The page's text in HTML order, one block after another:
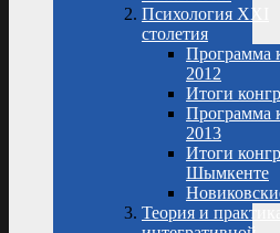
Психология XXI
столетия
Программа
2012
Итоги
Программа
2013
Итоги
Шымкенте
Теория и практика